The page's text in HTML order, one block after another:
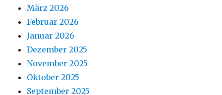
März 2026
Februar 2026
Januar 2026
Dezember 2025
November 2025
Oktober 2025
September 2025